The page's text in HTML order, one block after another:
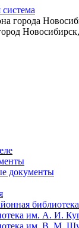
города
документы
им. А. И.
им. В. М.